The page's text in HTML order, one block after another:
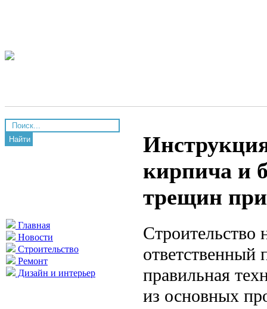
Найти
Главная
Новости
Строительство
Ремонт
Дизайн и интерьер
кирпича и
трещин при
ответственный
правильная
из основных